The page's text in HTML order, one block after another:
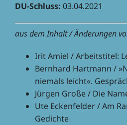
DU-Schluss: 03.04.2021
aus dem Inhalt / Ände­run­gen
Irit Amiel / Arbeits­ti­tel:
Bern­hard Hart­mann /
niemals leicht«.
Jürgen Große / Die
Ute Ecken­fel­der / Am
Gedichte